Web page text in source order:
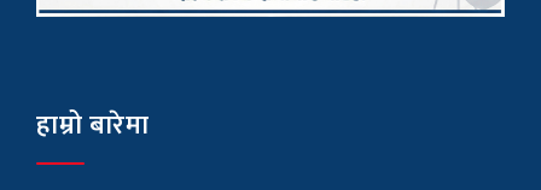
हाम्रो बारेमा